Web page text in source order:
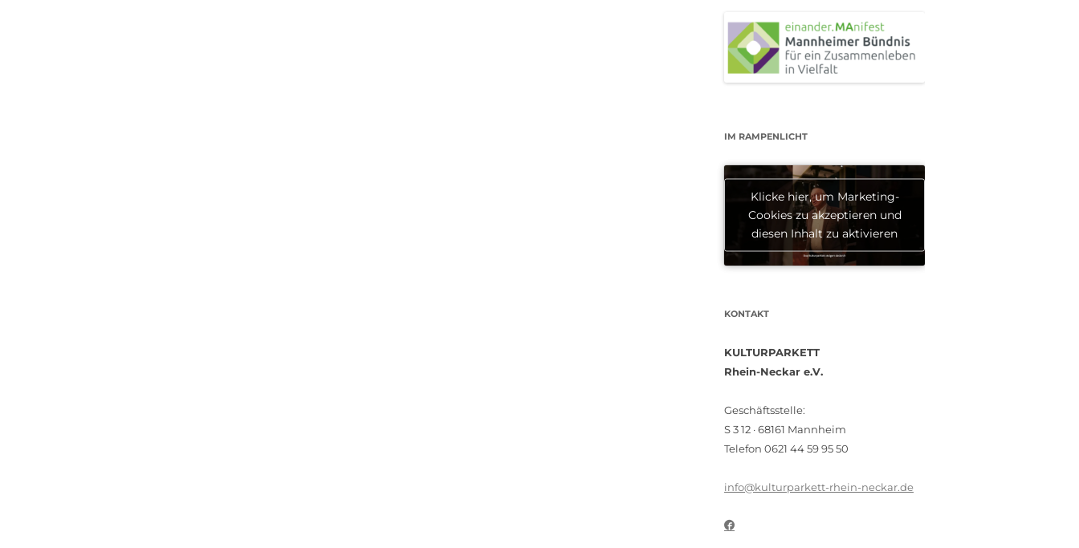
IM RAMPENLICHT
Klicke hier, um Marketing-
Cookies zu akzeptieren und
diesen Inhalt zu aktivieren
KONTAKT
KULTURPARKETT
Rhein-Neckar e.V.
Geschäftsstelle:
S 3 12 · 68161 Mannheim
Telefon 0621 44 59 95 50
info@kulturparkett-rhein-neckar.de